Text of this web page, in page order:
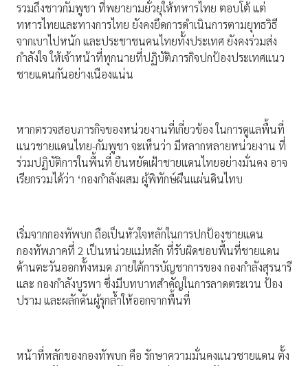
รวมถึงชาวกัมพูชา ที่พยายามยั่วยุให้ทหารไทย ตอบโต้ แต่
ทหารไทยและทางการไทย ยังคงยึดการดำเนินการตามยุทธวิธี
จากเบาไปหนัก และประชาชนคนไทยทั้งประเทศ ยังคงร่วมส่ง
กำลังใจ ให้เจ้าหน้าที่ทุกนายที่ปฏิบัติภารกิจปกป้องประเทศแนว
ชายแดนกันอย่างเนืองแน่น
หากตรวจสอบภารกิจของหน่วยงานที่เกี่ยวข้อง ในการดูแลพื้นที่
แนวชายแดนไทย-กัมพูชา จะเห็นว่า มีหลากหลายหน่วยงาน ที่
ร่วมปฏิบัติการในพื้นที่ ยืนหยัดเฝ้าชายแดนไทยอย่างมั่นคง อาจ
เรียกรวมได้ว่า ‘กองกำลังผสม ผู้พิทักษ์ผืนแผ่นดินไทบ
เริ่มจากกองทัพบก ถือเป็นหัวใจหลักในการปกป้องชายแดน
กองทัพภาคที่ 2 เป็นหน่วยแม่หลัก ที่รับผิดชอบพื้นที่ชายแดน
ด้านตะวันออกทั้งหมด ภายใต้การบัญชาการของ กองกำลังสุรนารี
และ กองกำลังบูรพา ซึ่งมีบทบาทสำคัญในการลาดตระเวน ป้อง
ปราม และผลักดันผู้รุกล้ำให้ออกจากพื้นที่
หน้าที่หลักของกองทัพบก คือ รักษาความมั่นคงแนวชายแดน ตั้ง